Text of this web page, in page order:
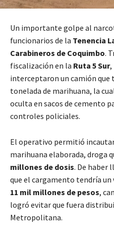
Un importante golpe al
funcionarios de la Tenencia
Carabineros de Coquimbo.
fiscalización en la Ruta 5 Sur,
interceptaron un camión que
tonelada de marihuana, la
oculta en sacos de cemento
controles policiales.
El operativo permitió
marihuana elaborada, droga
millones de dosis. De haber
que el cargamento tendría
11 mil millones de pesos,
logró evitar que fuera
Metropolitana.